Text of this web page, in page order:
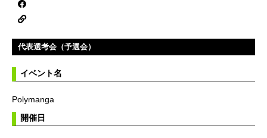
代表選考会（予選会）
イベント名
Polymanga
開催日